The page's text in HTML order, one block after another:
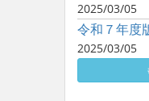
2025/03/05
2025/03/05